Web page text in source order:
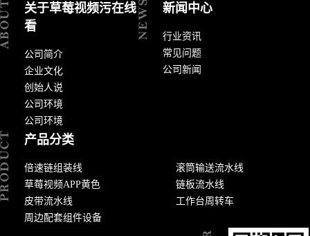
关于草莓视频污在线
看
公司简介
企业文化
创始人说
公司环境
公司环境
新闻中心
行业资讯
常见问题
公司新闻
产品分类
倍速链组装线
滚筒输送流水线
草莓视频APP黄色
链板流水线
皮带流水线
工作台周转车
周边配套组件设备